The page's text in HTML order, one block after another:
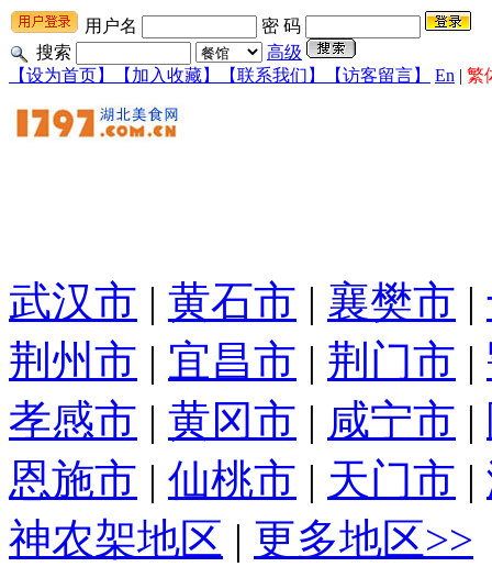
用户名
密 码
搜索
高级
【设为首页】
【加入收藏】 【联系我们】 【访客留言】 En | 繁
武汉市 | 黄石市 | 襄樊市 |
荆州市 | 宜昌市 | 荆门市 |
孝感市 | 黄冈市 | 咸宁市 |
恩施市 | 仙桃市 | 天门市 |
神农架地区 | 更多地区>>